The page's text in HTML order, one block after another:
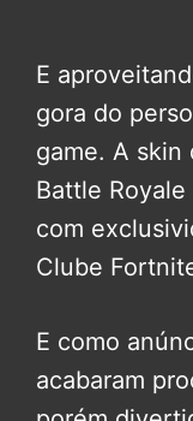
E
gora do
game. A skin
Battle
com
Clube
E como
acabaram